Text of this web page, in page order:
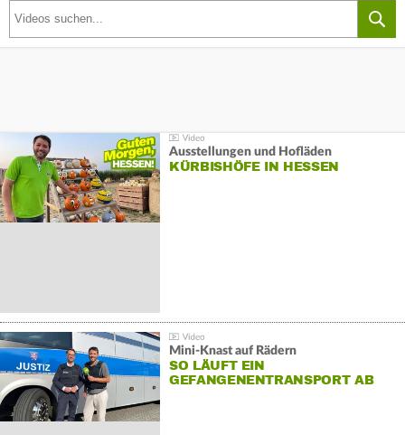
Ausstellungen und Hofläden
KÜRBISHÖFE IN HESSEN
Mini-Knast auf Rädern
SO LÄUFT EIN
GEFANGENENTRANSPORT AB